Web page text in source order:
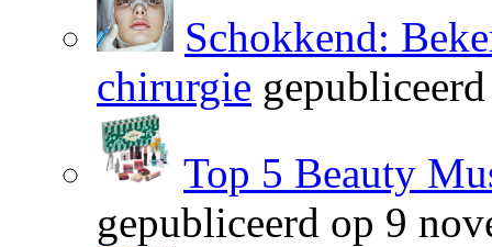
Schokkend:
chirurgie
Top 5 Beauty
gepubliceerd op 9